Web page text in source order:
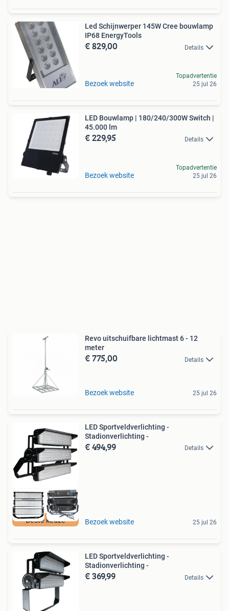
Led Schijnwerper 145W Cree bouwlamp
IP68 EnergyTools
€ 829,00 Details
Bezoek website
Topadvertentie
25 jul 26
LED Bouwlamp | 180/240/300W Switch |
45.000 lm
€ 229,95 Details
Bezoek website
Topadvertentie
25 jul 26
Revo uitschuifbare lichtmast 6 - 12
meter
€ 775,00 Details
Bezoek website 25 jul 26
Beste keuze
LED Sportveldverlichting -
Stadionverlichting -
€ 494,99 Details
Bezoek website 25 jul 26
LED Sportveldverlichting -
Stadionverlichting -
€ 369,99 Details